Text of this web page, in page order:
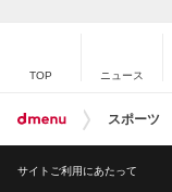
TOP ニュース
スポーツ
サイトご利用にあたって